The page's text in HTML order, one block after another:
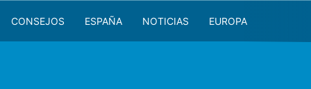
CONSEJOS ESPAÑA NOTICIAS EUROPA